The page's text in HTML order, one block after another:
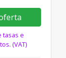
tasas e
(VAT)